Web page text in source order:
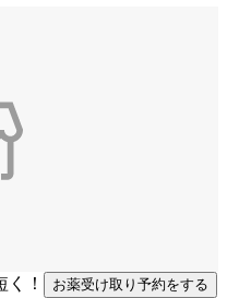
お薬受け取り予約をする